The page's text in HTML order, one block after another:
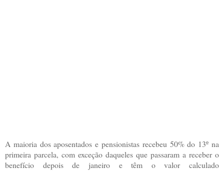
A maioria dos aposentados e pensionistas recebeu 50% do 13º na
primeira parcela, com exceção daqueles que passaram a receber o
benefício depois de janeiro e têm o valor calculado